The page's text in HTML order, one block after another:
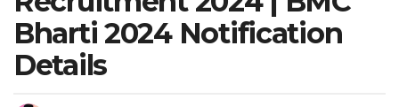
Bharti 2024 Notification
Details